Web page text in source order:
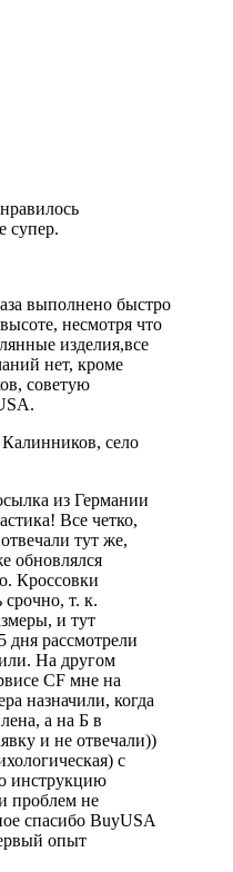
супер.
выполнено быстро
несмотря что
изделия,все
нет, кроме
советую
село
из Германии
Все четко,
тут же,
обновлялся
Кроссовки
т. к.
и тут
дня рассмотрели
На другом
CF мне на
назначили, когда
а на Б в
и не отвечали))
с
инструкцию
проблем не
спасибо BuyUSA
опыт